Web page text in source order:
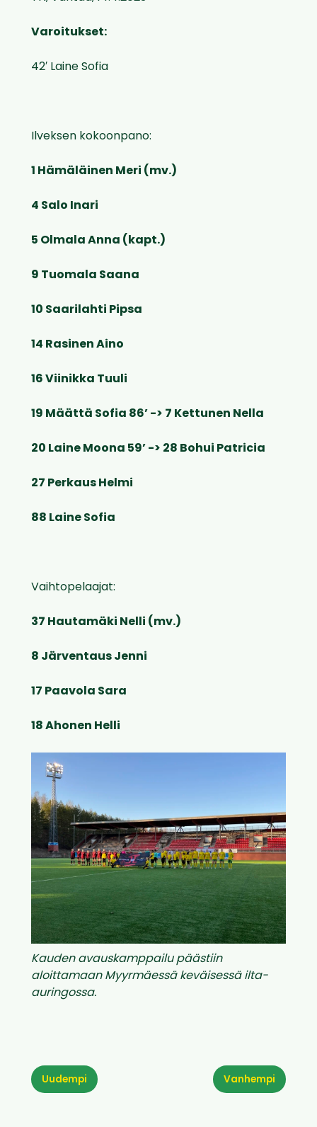
Varoitukset:
42′ Laine Sofia
Ilveksen kokoonpano:
1 Hämäläinen Meri (mv.)
4 Salo Inari
5 Olmala Anna (kapt.)
9 Tuomala Saana
10 Saarilahti Pipsa
14 Rasinen Aino
16 Viinikka Tuuli
19 Määttä Sofia 86’ -> 7 Kettunen Nella
20 Laine Moona 59’ -> 28 Bohui Patricia
27 Perkaus Helmi
88 Laine Sofia
Vaihtopelaajat:
37 Hautamäki Nelli (mv.)
8 Järventaus Jenni
17 Paavola Sara
18 Ahonen Helli
Kauden avauskamppailu päästiin
aloittamaan Myyrmäessä keväisessä ilta-
auringossa.
Vanhempi
Uudempi